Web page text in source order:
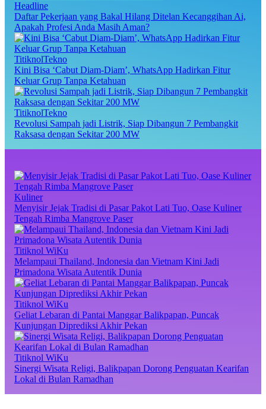
Headline
Daftar Pekerjaan yang Bakal Hilang Ditelan Kecanggihan Ai,
Apakah Profesi Anda Masih Aman?
TitiknolTekno
Kini Bisa ‘Cabut Diam-Diam’, WhatsApp Hadirkan Fitur
Keluar Grup Tanpa Ketahuan
TitiknolTekno
Revolusi Sampah jadi Listrik, Siap Dibangun 7 Pembangkit
Raksasa dengan Sekitar 200 MW
Kuliner
Menyisir Jejak Tradisi di Pasar Pakot Lati Tuo, Oase Kuliner
Tengah Rimba Mangrove Paser
Titiknol WiKu
Melampaui Thailand, Indonesia dan Vietnam Kini Jadi
Primadona Wisata Autentik Dunia
Titiknol WiKu
Geliat Lebaran di Pantai Manggar Balikpapan, Puncak
Kunjungan Diprediksi Akhir Pekan
Titiknol WiKu
Sinergi Wisata Religi, Balikpapan Dorong Penguatan Kearifan
Lokal di Bulan Ramadhan